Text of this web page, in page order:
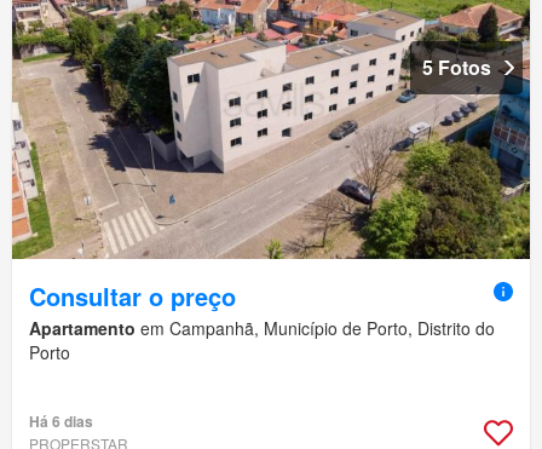
5 Fotos
Consultar o preço
Apartamento em Campanhã, Município de Porto, Distrito do
Porto
Há 6 dias
PROPERSTAR